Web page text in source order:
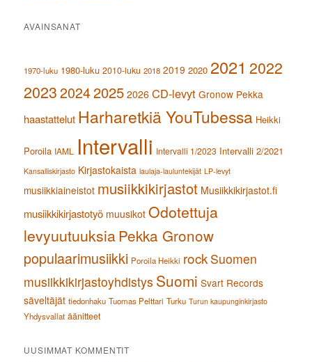
AVAINSANAT
1970-luku 1980-luku 2010-luku 2018 2019 2020 2021 2022
202320242025 2026 CD-levyt Gronow Pekka
haastattelut Harharetkiä YouTubessa Heikki
Poroila IAML Intervalli Intervalli 1/2023 Intervalli 2/2021
Kansalliskirjasto Kirjastokaista laulaja-lauluntekijät LP-levyt
musiikkiaineistot musiikkikirjastot Musiikkikirjastot.fi
musiikkikirjastotyö muusikot Odotettuja
levyuutuuksiaPekka Gronow
populaarimusiikki Poroila Heikki rock Suomen
musiikkikirjastoyhdistys Suomi Svart Records
säveltäjät tiedonhaku Tuomas Pelttari Turku Turun kaupunginkirjasto
Yhdysvallat äänitteet
UUSIMMAT KOMMENTIT